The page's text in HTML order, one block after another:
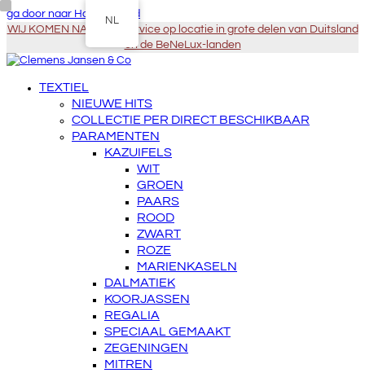
ga door naar Hoofdinhoud
WIJ KOMEN NAAR U - Service op locatie in grote delen van Duitsland
en de BeNeLux-landen
TEXTIEL
NIEUWE HITS
COLLECTIE PER DIRECT BESCHIKBAAR
PARAMENTEN
KAZUIFELS
WIT
GROEN
PAARS
ROOD
ZWART
ROZE
MARIENKASELN
DALMATIEK
KOORJASSEN
REGALIA
SPECIAAL GEMAAKT
ZEGENINGEN
MITREN
NL